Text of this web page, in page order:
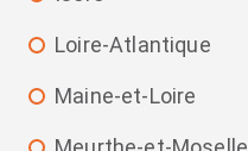
Loire-Atlantique
Maine-et-Loire